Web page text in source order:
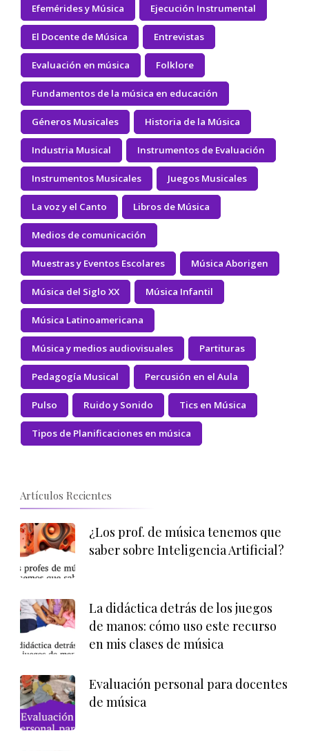
Efemérides y Música Ejecución Instrumental
El Docente de Música Entrevistas
Evaluación en música Folklore
Fundamentos de la música en educación
Géneros Musicales Historia de la Música
Industria Musical Instrumentos de Evaluación
Instrumentos Musicales Juegos Musicales
La voz y el Canto Libros de Música
Medios de comunicación
Muestras y Eventos Escolares Música Aborigen
Música del Siglo XX Música Infantil
Música Latinoamericana
Música y medios audiovisuales Partituras
Pedagogía Musical Percusión en el Aula
Pulso Ruido y Sonido Tics en Música
Tipos de Planificaciones en música
Artículos Recientes
¿Los prof. de música tenemos que
saber sobre Inteligencia Artificial?
La didáctica detrás de los juegos
de manos: cómo uso este recurso
en mis clases de música
Evaluación personal para docentes
de música